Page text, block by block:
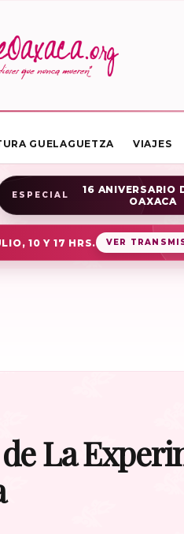
GUELAGUETZA VIAJES
ESPECIAL
16 ANIVERSARIO
OAXACA
10 Y 17 HRS. VER
La